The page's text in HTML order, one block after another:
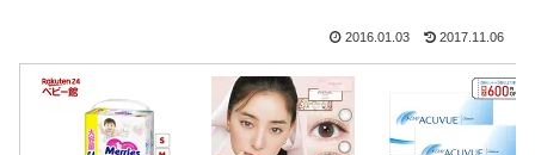
2016.01.03 2017.11.06